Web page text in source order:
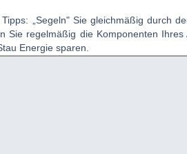
„Segeln" Sie gleichmäßig durch
Sie regelmäßig die Komponenten Ihres
Energie sparen.